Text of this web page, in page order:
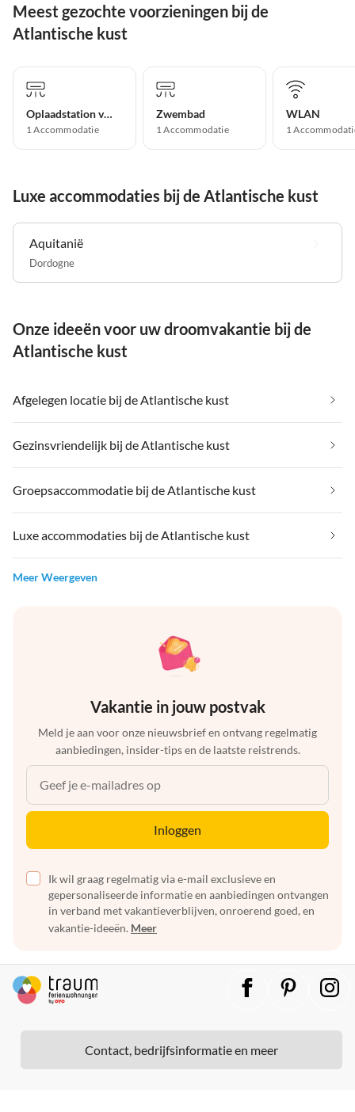
Meest gezochte voorzieningen bij de
Atlantische kust
Oplaadstation voor elektrische auto's
1 Accommodatie
Zwembad
1 Accommodatie
WLAN
1
Luxe accommodaties bij de Atlantische kust
Aquitanië
Dordogne
Onze ideeën voor uw droomvakantie bij de
Atlantische kust
Afgelegen locatie bij de Atlantische kust
Gezinsvriendelijk bij de Atlantische kust
Groepsaccommodatie bij de Atlantische kust
Luxe accommodaties bij de Atlantische kust
Meer Weergeven
Vakantie in jouw postvak
Meld je aan voor onze nieuwsbrief en ontvang regelmatig
aanbiedingen, insider-tips en de laatste reistrends.
Inloggen
Ik wil graag regelmatig via e-mail exclusieve en
gepersonaliseerde informatie en aanbiedingen ontvangen
in verband met vakantieverblijven, onroerend goed, en
vakantie-ideeën. Meer
Contact, bedrijfsinformatie en meer